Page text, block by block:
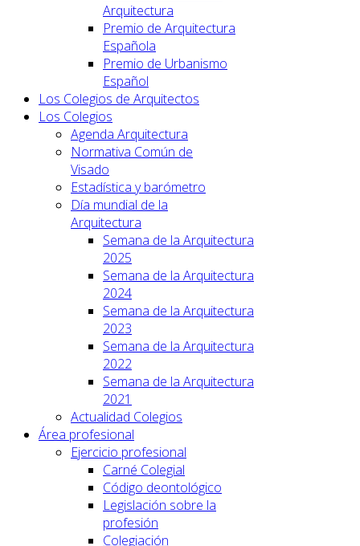
Arquitectura
Premio de Arquitectura
Española
Premio de Urbanismo
Español
Los Colegios de Arquitectos
Los Colegios
Agenda Arquitectura
Normativa Común de
Visado
Estadística y barómetro
Día mundial de la
Arquitectura
Semana de la Arquitectura
2025
Semana de la Arquitectura
2024
Semana de la Arquitectura
2023
Semana de la Arquitectura
2022
Semana de la Arquitectura
2021
Actualidad Colegios
Área profesional
Ejercicio profesional
Carné Colegial
Código deontológico
Legislación sobre la
profesión
Colegiación